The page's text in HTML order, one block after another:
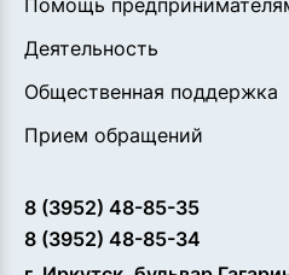
Помощь
Деятельность
Общественная поддержка
Прием обращений
8 (3952) 48-85-35
8 (3952) 48-85-34